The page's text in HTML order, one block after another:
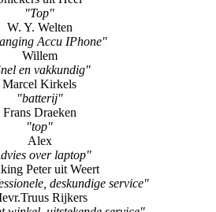
"Top"
W. Y. Welten
Accu IPhone"
Willem
en vakkundig"
Marcel Kirkels
"batterij"
Frans Draeken
"top"
Alex
over laptop"
Peter uit Weert
deskundige service"
Rijkers